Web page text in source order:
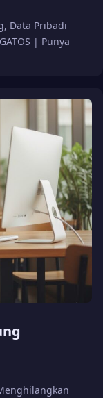
Data Pribadi
| Punya